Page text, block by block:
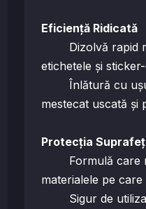
Eficiență Ridicată
Dizolvă rapid
etichetele și
Înlătură cu
mestecat uscată și
Protecția
Formulă care
materialele pe care
Sigur de utilizat